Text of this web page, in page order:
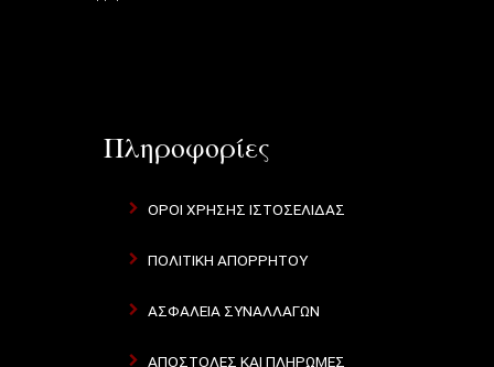
Πληροφορίες
ΌΡΟΙ ΧΡΉΣΗΣ ΙΣΤΟΣΕΛΊΔΑΣ
ΠΟΛΙΤΙΚΉ ΑΠΟΡΡΉΤΟΥ
ΑΣΦΆΛΕΙΑ ΣΥΝΑΛΛΑΓΏΝ
ΑΠΟΣΤΟΛΈΣ ΚΑΙ ΠΛΗΡΩΜΈΣ